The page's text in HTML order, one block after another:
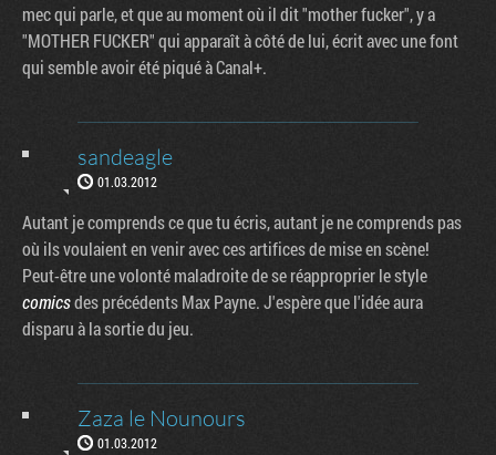
mec qui parle, et que au moment où il dit "mother fucker", y a
"MOTHER FUCKER" qui apparaît à côté de lui, écrit avec une font
qui semble avoir été piqué à Canal+.
sandeagle
01.03.2012
Autant je comprends ce que tu écris, autant je ne comprends pas
où ils voulaient en venir avec ces artifices de mise en scène!
Peut-être une volonté maladroite de se réapproprier le style
comicsdes précédents Max Payne. J'espère que l'idée aura
disparu à la sortie du jeu.
Zaza le Nounours
01.03.2012